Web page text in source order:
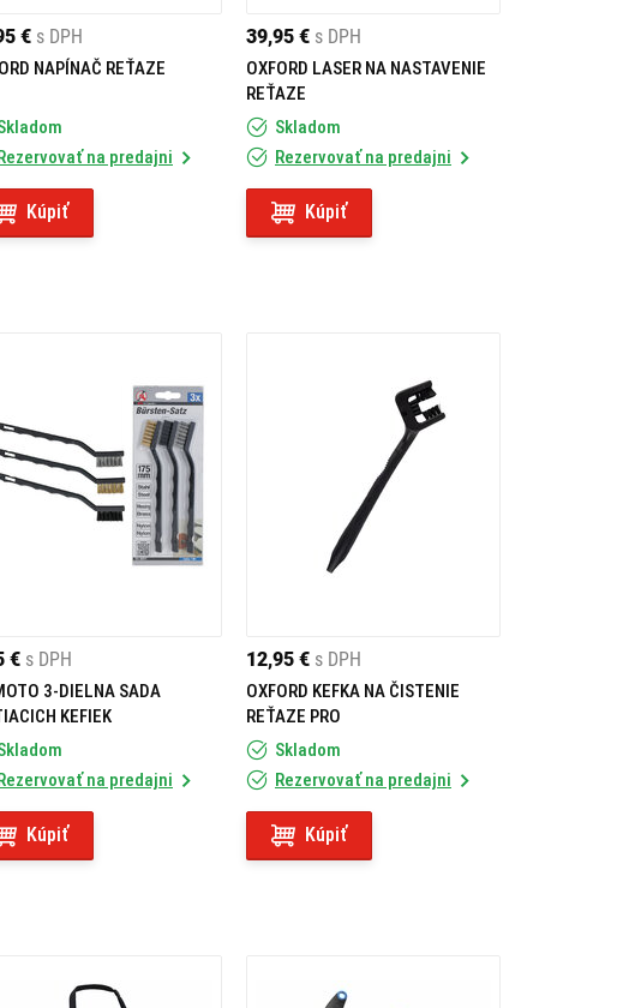
€ s DPH
NAPÍNAČ REŤAZE
na predajni
Kúpiť
39,95 € s DPH
OXFORD LASER NA NASTAVENIE
REŤAZE
Skladom
Rezervovať na predajni
Kúpiť
€ s DPH
3-DIELNA SADA
KEFIEK
na predajni
Kúpiť
12,95 € s DPH
OXFORD KEFKA NA ČISTENIE
REŤAZE PRO
Skladom
Rezervovať na predajni
Kúpiť